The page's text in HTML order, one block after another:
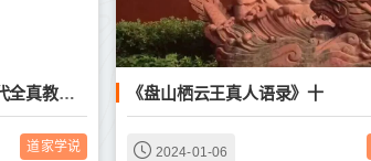
《陕西户县2011年6月出土元代全真教洞真真人于善庆碑》
道家学说
《盘山栖云王真人语录》十
2024-01-06